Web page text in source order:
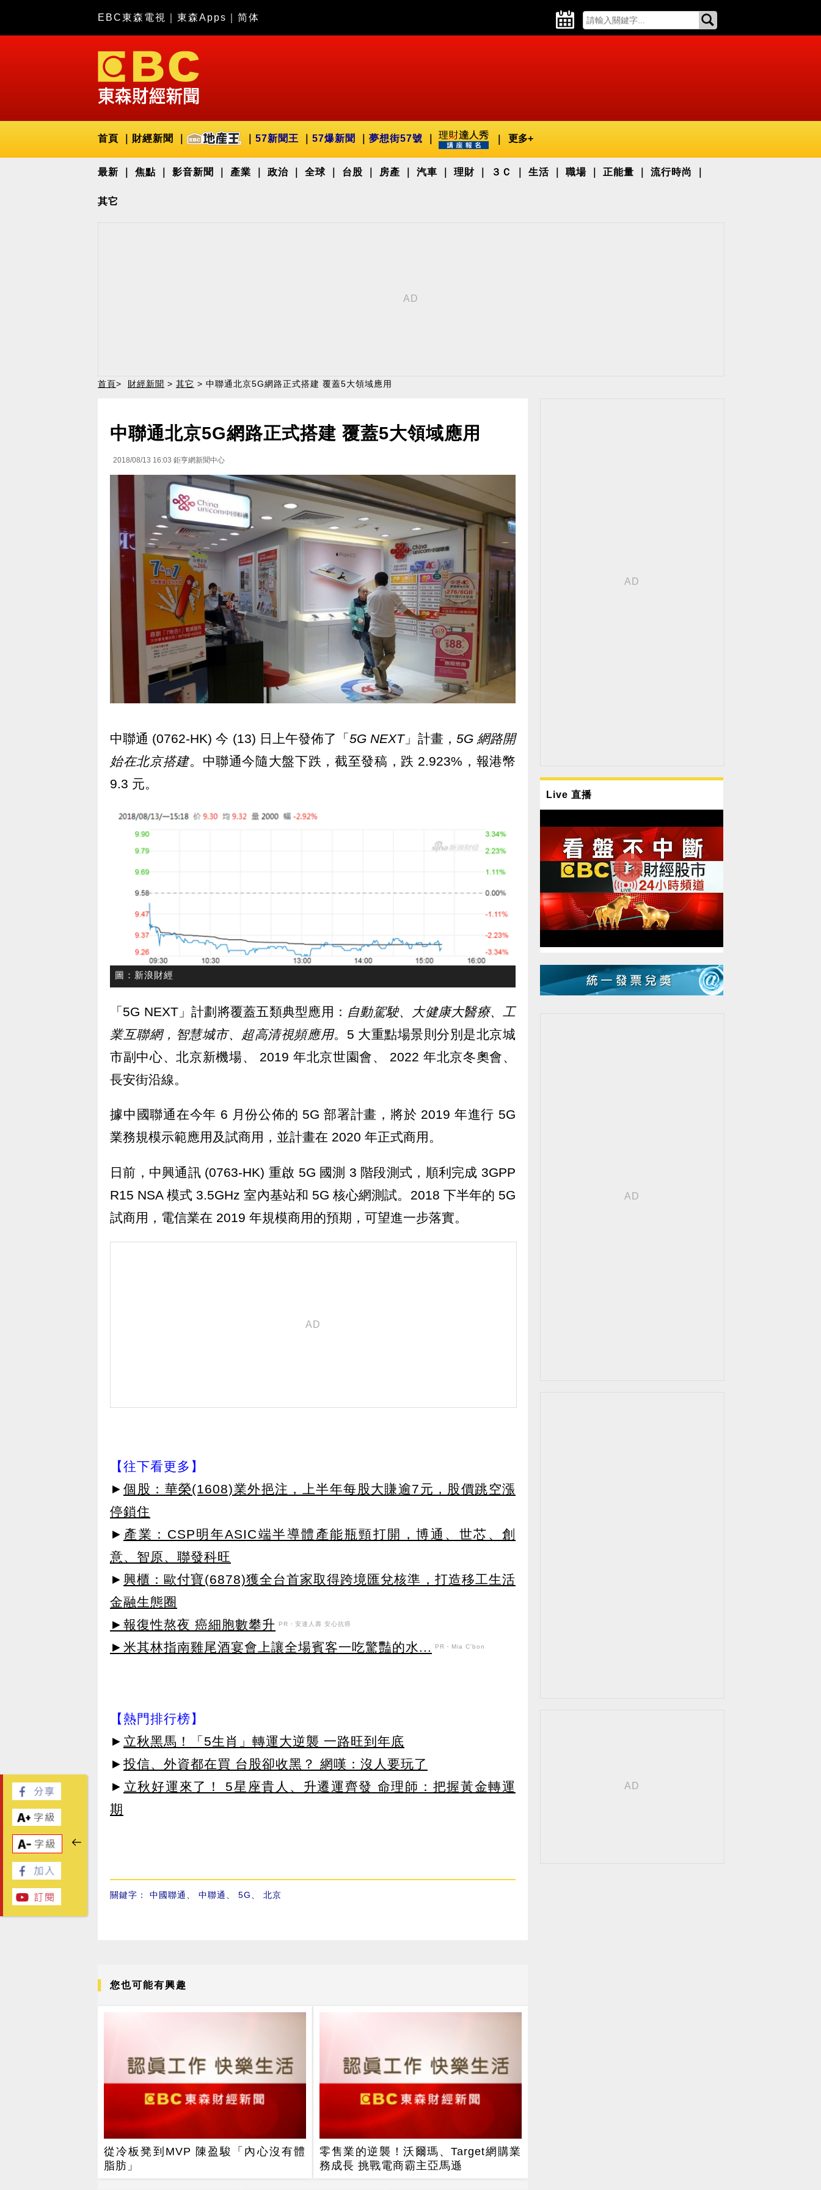
EBC東森電視 東森Apps 简体
首頁 財經新聞 57新聞王 57爆新聞 夢想街57號 更多+
最新 焦點 影音新聞 產業 政治 全球 台股 房產 汽車 理財 ３Ｃ 生活 職場 正能量 流行時尚
其它
首頁> 財經新聞 > 其它 > 中聯通北京5G網路正式搭建 覆蓋5大領域應用
中聯通北京5G網路正式搭建 覆蓋5大領域應用
2018/08/13 16:03 鉅亨網新聞中心
中聯通 (0762-HK) 今 (13) 日上午發佈了「5G NEXT」計畫， 5G 網路開
始在北京搭建。中聯通今隨大盤下跌，截至發稿，跌 2.923%，報港幣
9.3 元。
圖：新浪財經
「5G NEXT」計劃將覆蓋五類典型應用： 自動駕駛、大健康大醫療、工
業互聯網，智慧城市、超高清視頻應用。5 大重點場景則分別是北京城
市副中心、北京新機場、 2019 年北京世園會、 2022 年北京冬奧會、
長安街沿線。
據中國聯通在今年 6 月份公佈的 5G 部署計畫，將於 2019 年進行 5G
業務規模示範應用及試商用，並計畫在 2020 年正式商用。
日前，中興通訊 (0763-HK) 重啟 5G 國測 3 階段測式，順利完成 3GPP
R15 NSA 模式 3.5GHz 室內基站和 5G 核心網測試。2018 下半年的 5G
試商用，電信業在 2019 年規模商用的預期，可望進一步落實。
【往下看更多】
► 個股：華榮(1608)業外挹注，上半年每股大賺逾7元，股價跳空漲
停鎖住
► 產業：CSP明年ASIC端半導體產能瓶頸打開，博通、世芯、創
意、智原、聯發科旺
► 興櫃：歐付寶(6878)獲全台首家取得跨境匯兌核準，打造移工生活
金融生態圈
►報復性熬夜 癌細胞數攀升
PR・安達人壽 安心抗癌
►米其林指南雞尾酒宴會上讓全場賓客一吃驚豔的水... PR・Mia C'bon
【熱門排行榜】
► 立秋黑馬！「5生肖」轉運大逆襲 一路旺到年底
► 投信、外資都在買 台股卻收黑？ 網嘆：沒人要玩了
► 立秋好運來了！ 5星座貴人、升遷運齊發 命理師：把握黃金轉運
期
關鍵字： 中國聯通 、 中聯通 、 5G、 北京
您也可能有興趣
從冷板凳到MVP 陳盈駿「內心沒有體
脂肪」
零售業的逆襲！沃爾瑪、Target網購業
務成長 挑戰電商霸主亞馬遜
Live 直播